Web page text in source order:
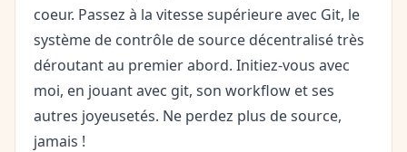
coeur. Passez à la vitesse supérieure avec Git, le
système de contrôle de source décentralisé très
déroutant au premier abord. Initiez-vous avec
moi, en jouant avec git, son workflow et ses
autres joyeusetés. Ne perdez plus de source,
jamais !